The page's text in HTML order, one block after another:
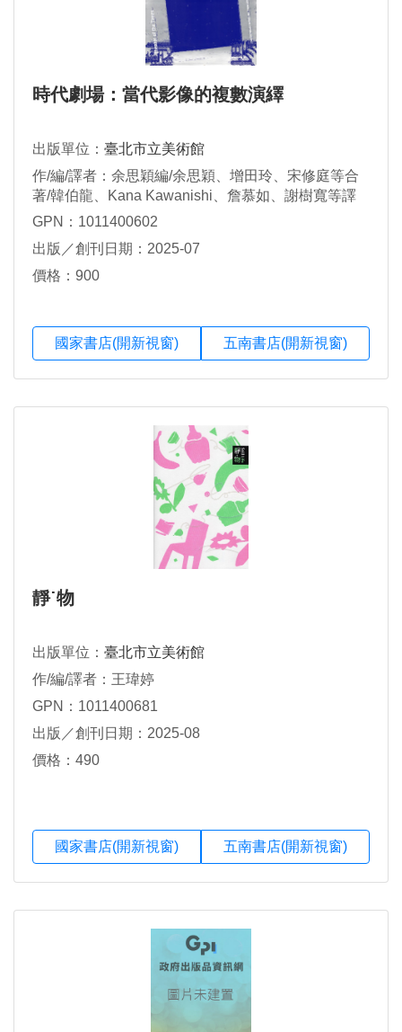
時代劇場：當代影像的複數演繹
出版單位： 臺北市立美術館
作/編/譯者：余思穎編/余思穎、增田玲、宋修庭等合
著/韓伯龍、Kana Kawanishi、詹慕如、謝樹寬等譯
GPN：1011400602
出版／創刊日期：2025-07
價格：900
國家書店(開新視窗) 五南書店(開新視窗)
靜˙物
出版單位： 臺北市立美術館
作/編/譯者：王瑋婷
GPN：1011400681
出版／創刊日期：2025-08
價格：490
國家書店(開新視窗) 五南書店(開新視窗)